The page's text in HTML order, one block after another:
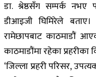
डा. श्रेष्ठसँग सम्पर्क
डीआइजी घिमिरेले बताए।
रामेछापबाट काठमाडौं
काठमाडौंमा रहेका
‘जिल्ला प्रहरी परिसर,